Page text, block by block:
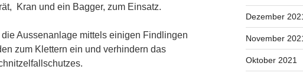
Kran und ein Bagger, zum Einsatz.
die Aussenanlage mittels einigen Findlingen
zum Klettern ein und verhindern das
Dezember
November
Oktober 2021